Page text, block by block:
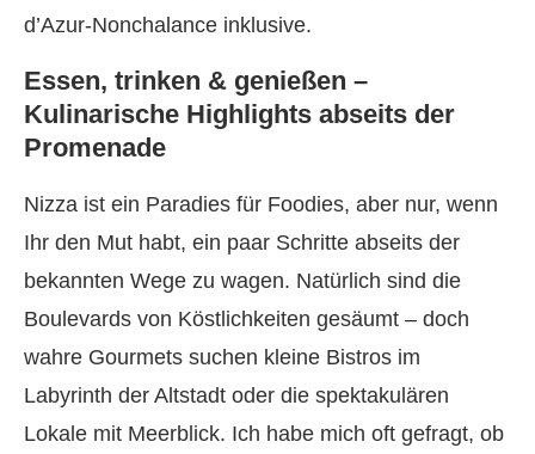
d’Azur-Nonchalance inklusive.
Essen, trinken & genießen –
Kulinarische Highlights abseits der
Promenade
Nizza ist ein Paradies für Foodies, aber nur, wenn
Ihr den Mut habt, ein paar Schritte abseits der
bekannten Wege zu wagen. Natürlich sind die
Boulevards von Köstlichkeiten gesäumt – doch
wahre Gourmets suchen kleine Bistros im
Labyrinth der Altstadt oder die spektakulären
Lokale mit Meerblick. Ich habe mich oft gefragt, ob